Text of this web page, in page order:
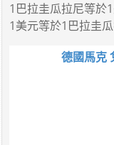
1巴拉圭瓜拉尼等於
1美元等於1巴拉圭
德國馬克